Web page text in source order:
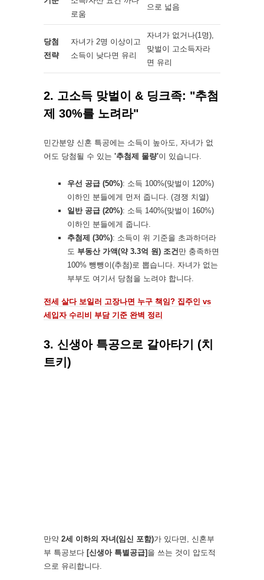
로움
으로 넓음
당첨
전략
자녀가 2명 이상이고
소득이 낮다면 유리
자녀가 없거나(1명),
맞벌이 고소득자라
면 유리
2. 고소득 맞벌이 & 딩크족: "추첨
제 30%를 노려라"
민간분양 신혼 특공에는 소득이 높아도, 자녀가 없
어도 당첨될 수 있는 '추첨제 물량'이 있습니다.
우선 공급 (50%): 소득 100%(맞벌이 120%)
이하인 분들에게 먼저 줍니다. (경쟁 치열)
일반 공급 (20%): 소득 140%(맞벌이 160%)
이하인 분들에게 줍니다.
추첨제 (30%): 소득이 위 기준을 초과하더라
도 부동산 가액(약 3.3억 원) 조건만 충족하면
100% 뺑뺑이(추첨)로 뽑습니다. 자녀가 없는
부부도 여기서 당첨을 노려야 합니다.
전세 살다 보일러 고장나면 누구 책임? 집주인 vs
세입자 수리비 부담 기준 완벽 정리
3. 신생아 특공으로 갈아타기 (치
트키)
만약 2세 이하의 자녀(임신 포함)가 있다면, 신혼부
부 특공보다 [신생아 특별공급]을 쓰는 것이 압도적
으로 유리합니다.